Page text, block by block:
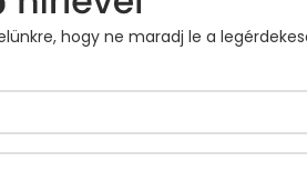
hogy ne maradj le a